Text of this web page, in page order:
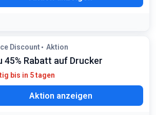
Discount Aktion
45% Rabatt auf Drucker
bis in 5 tagen
Aktion anzeigen